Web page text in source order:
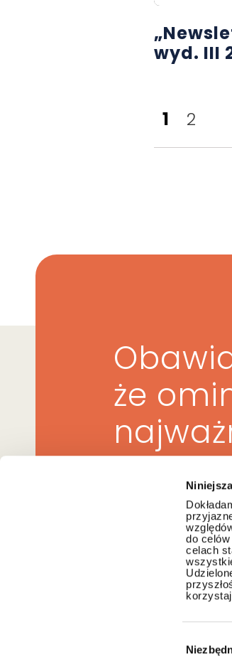
do
celach
zgody
wyd. III
1 2
że
w
Zapisz się